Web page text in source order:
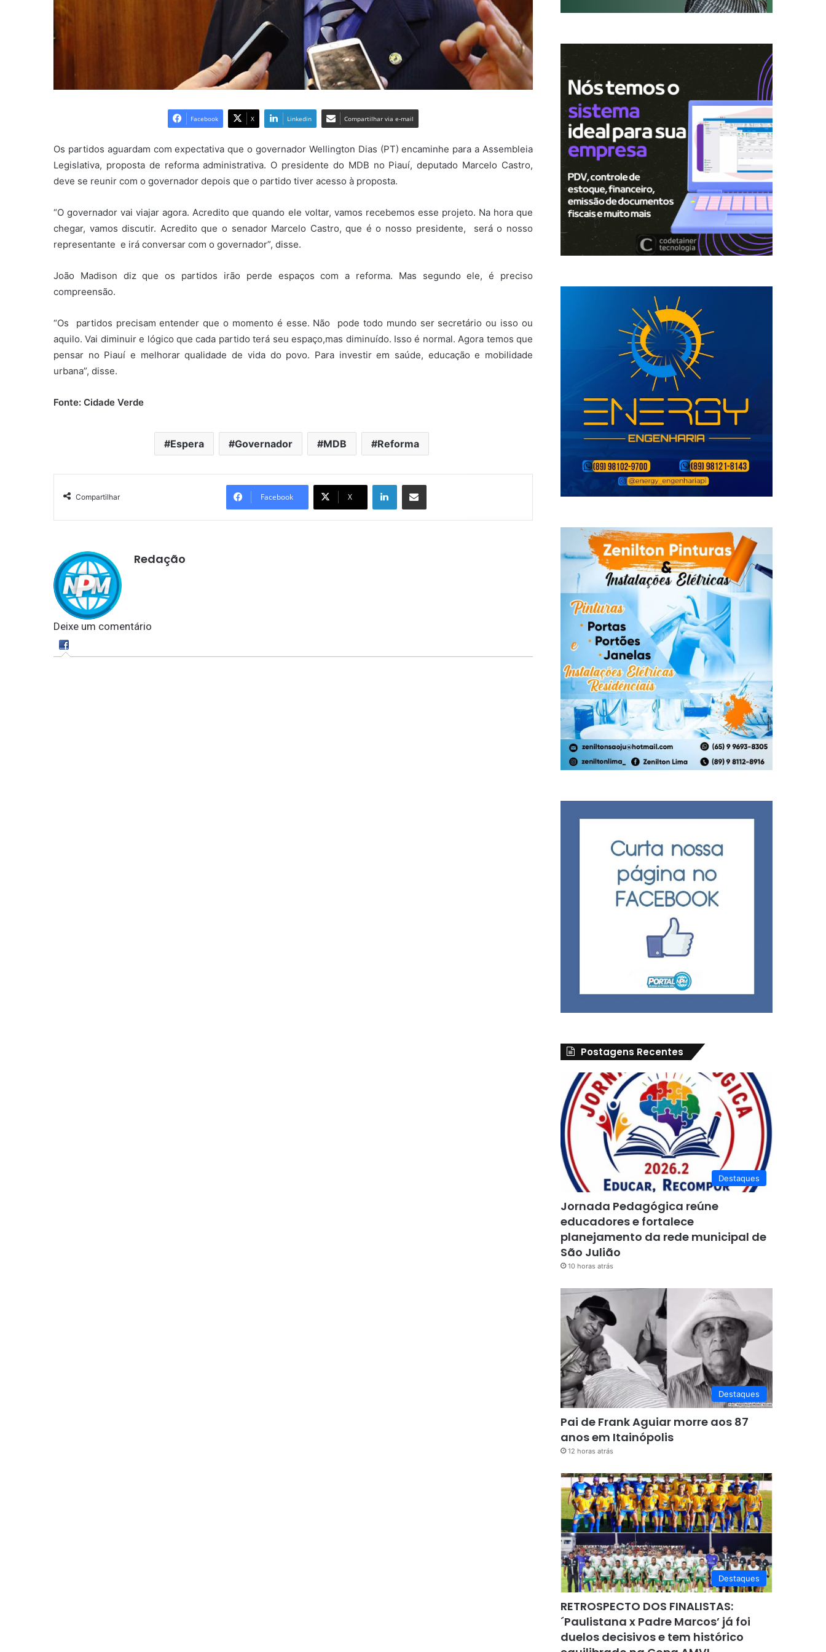
Facebook X Linkedin Compartilhar via e-mail
Os partidos aguardam com expectativa que o governador Wellington Dias (PT) encaminhe para a Assembleia
Legislativa, proposta de reforma administrativa. O presidente do MDB no Piauí, deputado Marcelo Castro,
deve se reunir com o governador depois que o partido tiver acesso à proposta.
“O governador vai viajar agora. Acredito que quando ele voltar, vamos recebemos esse projeto. Na hora que
chegar, vamos discutir. Acredito que o senador Marcelo Castro, que é o nosso presidente, será o nosso
representante e irá conversar com o governador”, disse.
João Madison diz que os partidos irão perde espaços com a reforma. Mas segundo ele, é preciso
compreensão.
“Os partidos precisam entender que o momento é esse. Não pode todo mundo ser secretário ou isso ou
aquilo. Vai diminuir e lógico que cada partido terá seu espaço,mas diminuído. Isso é normal. Agora temos que
pensar no Piauí e melhorar qualidade de vida do povo. Para investir em saúde, educação e mobilidade
urbana”, disse.
Fonte: Cidade Verde
Espera Governador MDB Reforma
Compartilhar Facebook X
Linkedin Compartilhar via e-mail
Redação
Deixe um comentário
Postagens Recentes
Destaques
Jornada Pedagógica reúne
educadores e fortalece
planejamento da rede municipal de
São Julião
10 horas atrás
Destaques
Pai de Frank Aguiar morre aos 87
anos em Itainópolis
12 horas atrás
Destaques
RETROSPECTO DOS FINALISTAS:
´Paulistana x Padre Marcos’ já foi
duelos decisivos e tem histórico